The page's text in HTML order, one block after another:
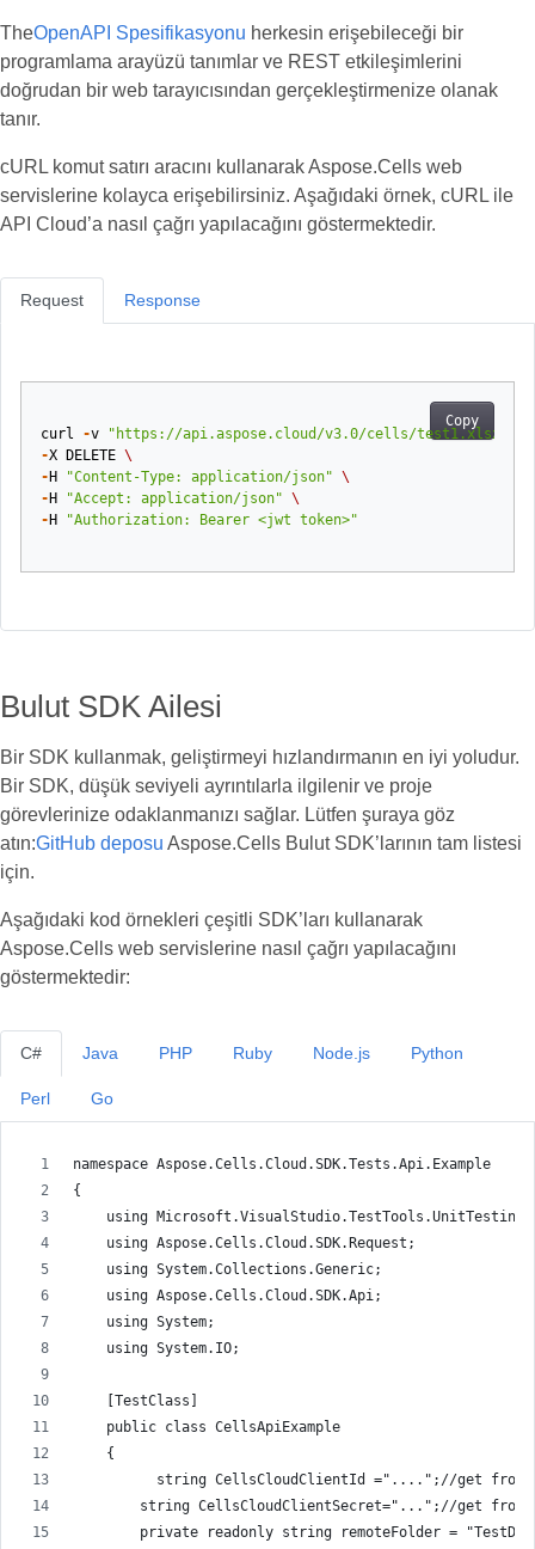
TheOpenAPI Spesifikasyonu herkesin erişebileceği bir
programlama arayüzü tanımlar ve REST etkileşimlerini
doğrudan bir web tarayıcısından gerçekleştirmenize olanak
tanır.
cURL komut satırı aracını kullanarak Aspose.Cells web
servislerine kolayca erişebilirsiniz. Aşağıdaki örnek, cURL ile
API Cloud’a nasıl çağrı yapılacağını göstermektedir.
Request
Copy
curl -v
"https://api.aspose.cloud/v3.0/cells/test1.xlsx/
-X DELETE \
- H "Content-Type: application/json" \
- H "Accept: application/json" \
- H "Authorization: Bearer <jwt token>"
Response
Bulut SDK Ailesi
Bir SDK kullanmak, geliştirmeyi hızlandırmanın en iyi yoludur.
Bir SDK, düşük seviyeli ayrıntılarla ilgilenir ve proje
görevlerinize odaklanmanızı sağlar. Lütfen şuraya göz
atın:GitHub deposu Aspose.Cells Bulut SDK’larının tam listesi
için.
Aşağıdaki kod örnekleri çeşitli SDK’ları kullanarak
Aspose.Cells web servislerine nasıl çağrı yapılacağını
göstermektedir:
C#
namespace Aspose.Cells.Cloud.SDK.Tests.Api.Example
{
    using Microsoft.VisualStudio.TestTools.UnitTesting;
    using Aspose.Cells.Cloud.SDK.Request;
    using System.Collections.Generic;
    using Aspose.Cells.Cloud.SDK.Api;
    using System;
    using System.IO;
    [TestClass]
    public class CellsApiExample
    {
string CellsCloudClientId ="....";//get
string CellsCloudClientSecret="...";//get
private readonly string remoteFolder =
Java PHP Ruby Node.js Python
Perl Go